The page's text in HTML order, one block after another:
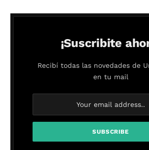
¡Suscribite
Recibí todas las novedades de
en tu mail